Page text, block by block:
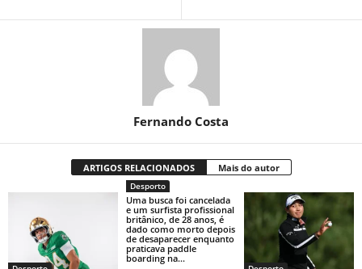
Fernando Costa
ARTIGOS RELACIONADOS Mais do autor
Desporto
Uma busca foi cancelada
e um surfista profissional
britânico, de 28 anos, é
dado como morto depois
de desaparecer enquanto
praticava paddle
boarding na...